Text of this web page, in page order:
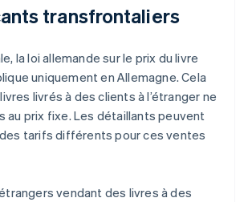
transfrontaliers
la loi allemande sur le prix du livre
uniquement en Allemagne. Cela
livrés à des clients à l’étranger ne
au prix fixe. Les détaillants peuvent
tarifs différents pour ces ventes
vendant des livres à des